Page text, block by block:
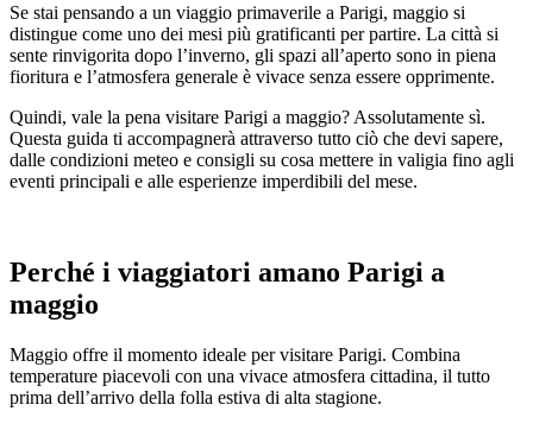
Se stai pensando a un viaggio primaverile a Parigi, maggio si
distingue come uno dei mesi più gratificanti per partire. La città si
sente rinvigorita dopo l’inverno, gli spazi all’aperto sono in piena
fioritura e l’atmosfera generale è vivace senza essere opprimente.
Quindi, vale la pena visitare Parigi a maggio? Assolutamente sì.
Questa guida ti accompagnerà attraverso tutto ciò che devi sapere,
dalle condizioni meteo e consigli su cosa mettere in valigia fino agli
eventi principali e alle esperienze imperdibili del mese.
Perché i viaggiatori amano Parigi a
maggio
Maggio offre il momento ideale per visitare Parigi. Combina
temperature piacevoli con una vivace atmosfera cittadina, il tutto
prima dell’arrivo della folla estiva di alta stagione.